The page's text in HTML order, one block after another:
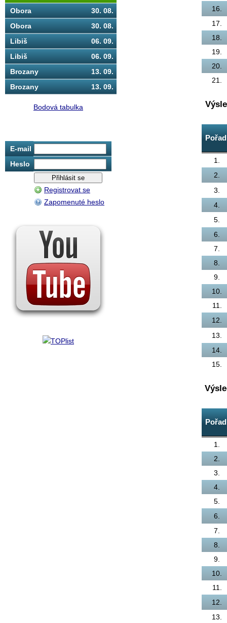
16.
17.
18.
19.
20.
21.
1.
2.
3.
4.
5.
6.
7.
8.
9.
10.
11.
12.
13.
14.
15.
1.
2.
3.
4.
5.
6.
7.
8.
9.
10.
11.
12.
13.
Obora
30. 08.
Obora
30. 08.
Libiš
06. 09.
Libiš
06. 09.
Brozany
13. 09.
Brozany
13. 09.
Bodová tabulka
E-mail
Heslo
Registrovat se
Zapomenuté heslo